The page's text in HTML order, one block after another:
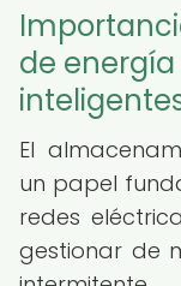
de
El
un papel
redes
gestionar de